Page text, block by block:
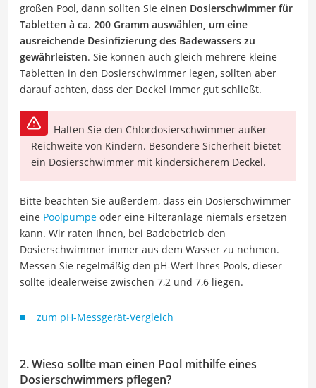
großen Pool, dann sollten Sie einen Dosierschwimmer für
Tabletten à ca. 200 Gramm auswählen, um eine
ausreichende Desinfizierung des Badewassers zu
gewährleisten. Sie können auch gleich mehrere kleine
Tabletten in den Dosierschwimmer legen, sollten aber
darauf achten, dass der Deckel immer gut schließt.
Halten Sie den Chlordosierschwimmer außer
Reichweite von Kindern. Besondere Sicherheit bietet
ein Dosierschwimmer mit kindersicherem Deckel.
Bitte beachten Sie außerdem, dass ein Dosierschwimmer
eine Poolpumpe oder eine Filteranlage niemals ersetzen
kann. Wir raten Ihnen, bei Badebetrieb den
Dosierschwimmer immer aus dem Wasser zu nehmen.
Messen Sie regelmäßig den pH-Wert Ihres Pools, dieser
sollte idealerweise zwischen 7,2 und 7,6 liegen.
zum pH-Messgerät-Vergleich
2. Wieso sollte man einen Pool mithilfe eines
Dosierschwimmers pflegen?